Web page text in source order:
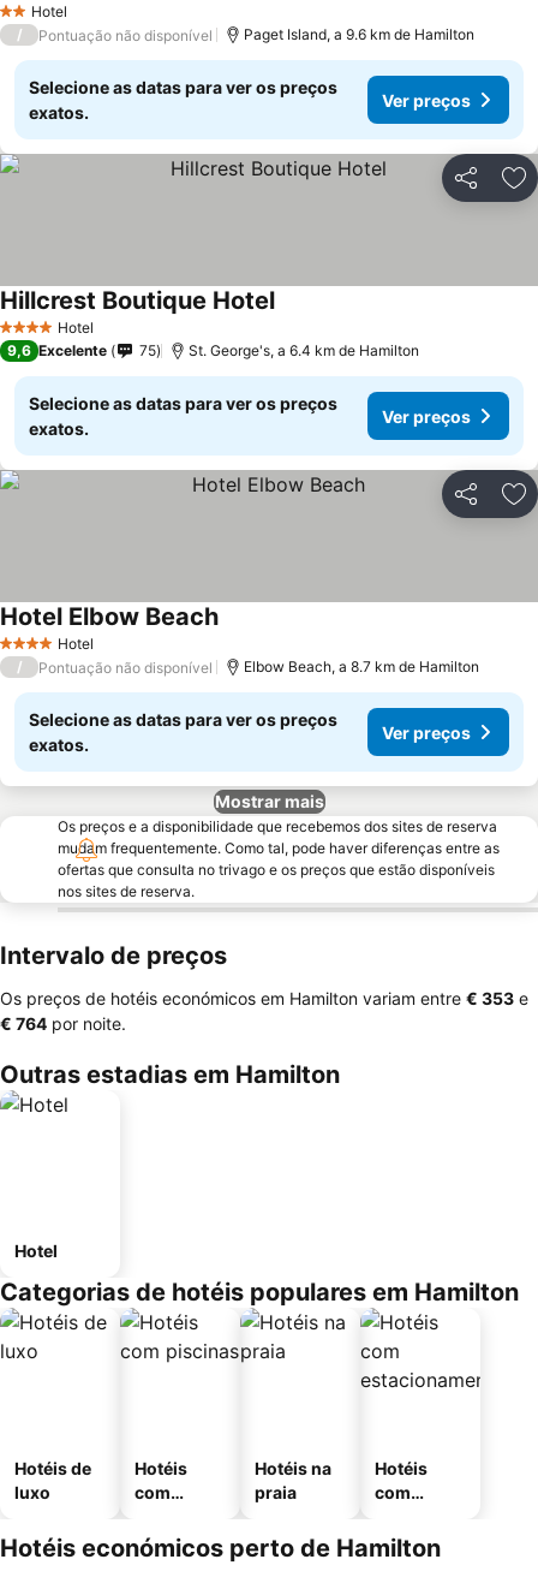
2 Estrelas
Hotel
/ Pontuação não disponível Paget Island, a 9.6 km de Hamilton
Selecione as datas para ver os preços
exatos.
Ver preços
Partilhar
4 EstrelasHotel
Hillcrest Boutique HotelVer preços
9,6 Excelente 75 St. George's, a 6.4 km de Hamilton
Selecione as datas para ver os preços
exatos.
Ver preços
Partilhar
4 EstrelasHotel
Hotel Elbow BeachVer preços
/ Pontuação não disponível Elbow Beach, a 8.7 km de Hamilton
Selecione as datas para ver os preços
exatos.
Ver preços
Mostrar mais
Os preços e a disponibilidade que recebemos dos sites de reserva
mudam frequentemente. Como tal, pode haver diferenças entre as
ofertas que consulta no trivago e os preços que estão disponíveis
nos sites de reserva.
Intervalo de preços
Os preços de hotéis económicos em Hamilton variam entre ‎€ 353 e
‎€ 764 por noite.
Outras estadias em Hamilton
Hotel
Categorias de hotéis populares em Hamilton
Hotéis de
luxo
Hotéis
com
Hotéis na
praia
Hotéis
com
mento
Hotéis económicos perto de Hamilton